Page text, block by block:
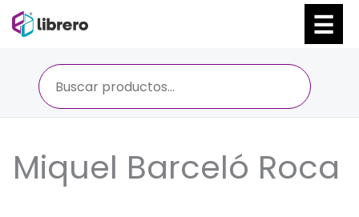
Miquel Barceló Roca